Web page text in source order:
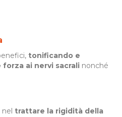
tonificando e
ai nervi sacrali nonché
trattare la rigidità della